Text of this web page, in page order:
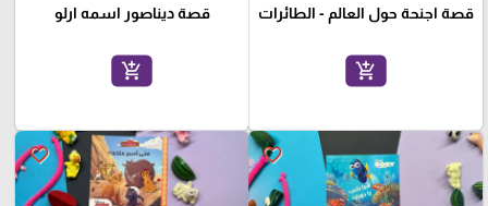
قصة اجنحة حول العالم - الطائرات
add_shopping_cart
قصة ديناصور اسمه ارلو
add_shopping_cart
favorite_border
favorite_border